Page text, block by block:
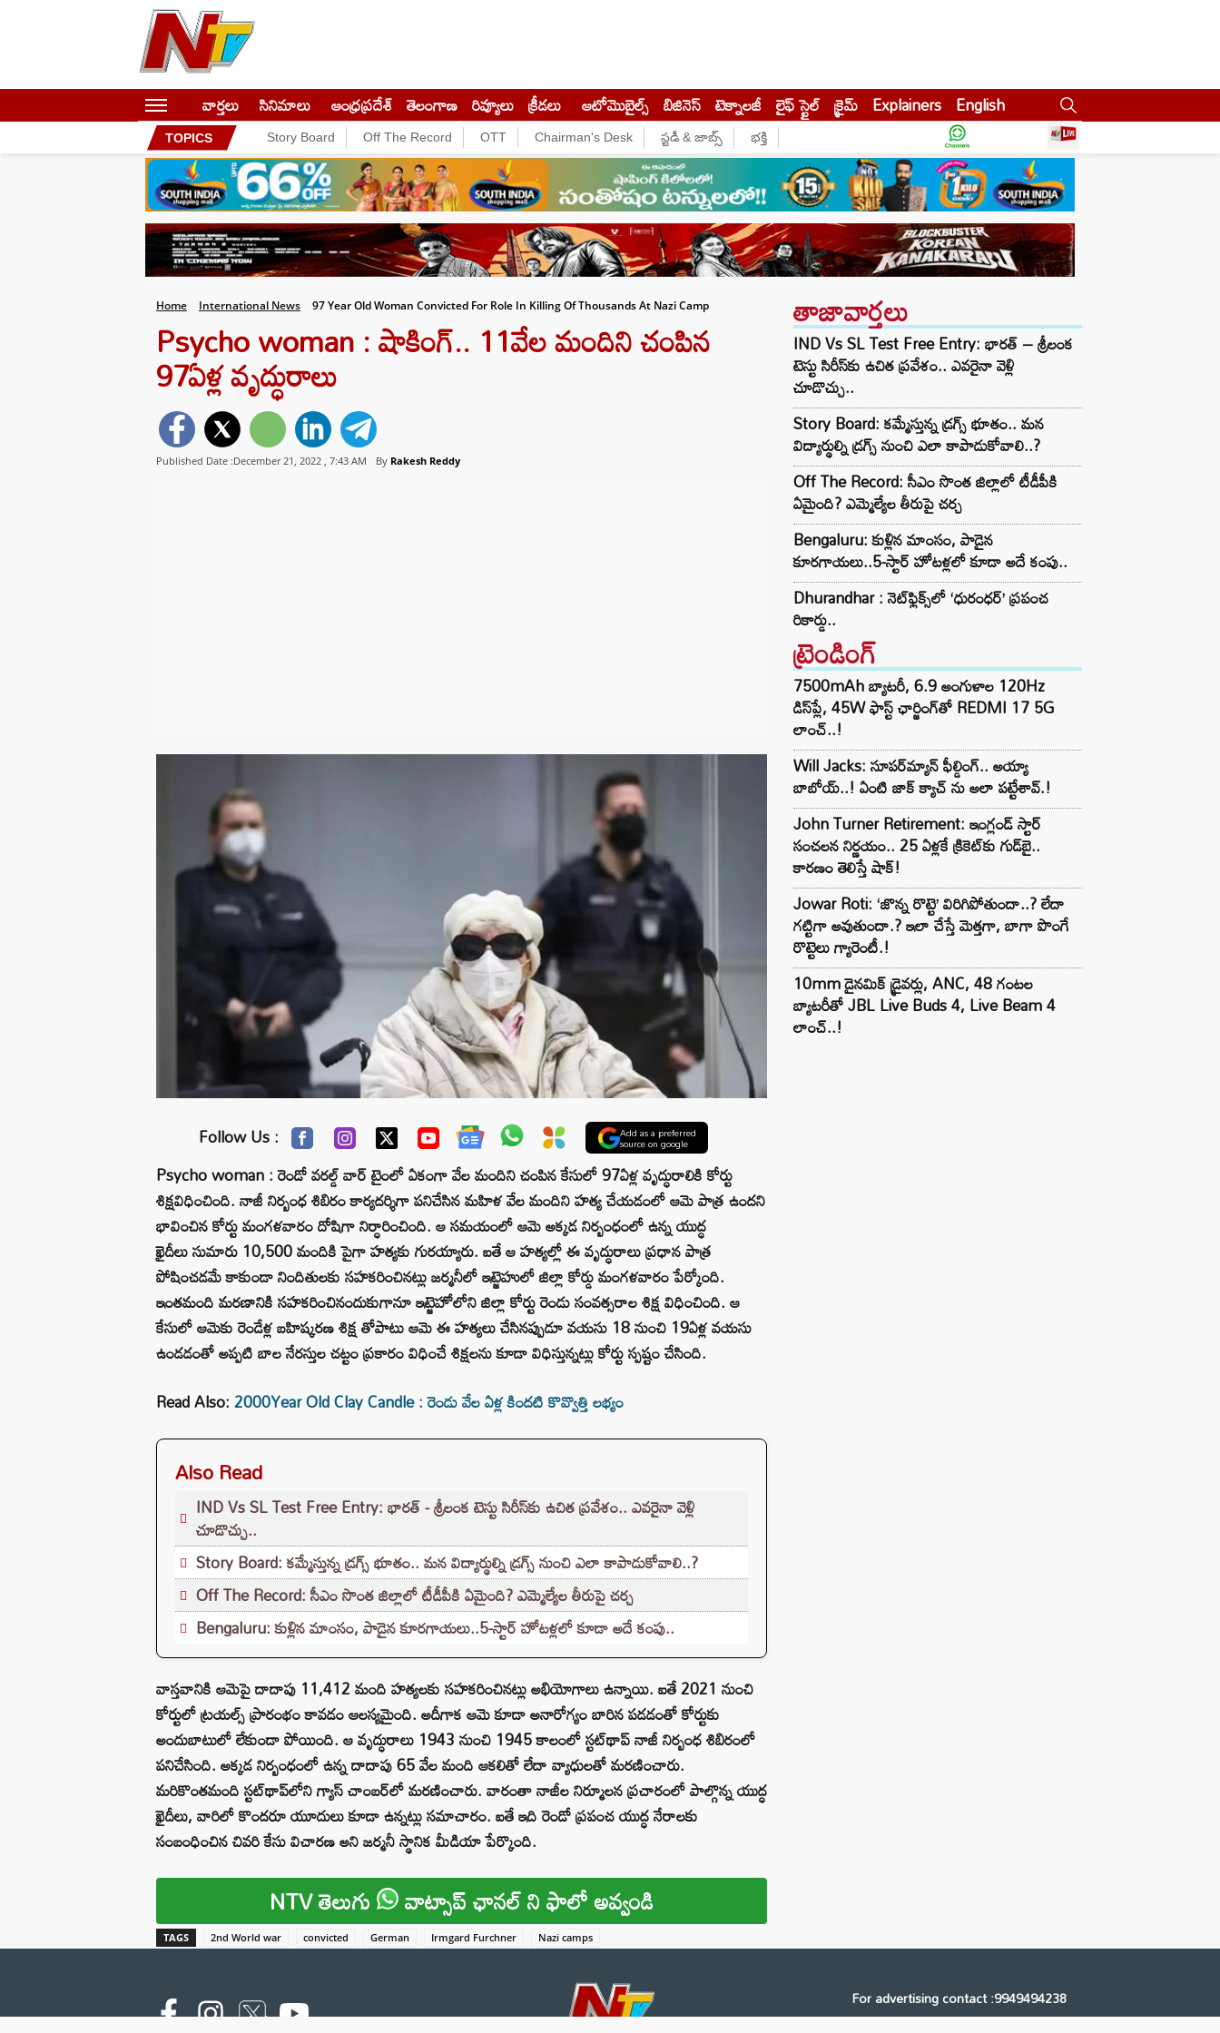
వార్తలు సినిమాలు ఆంధ్రప్రదేశ్ తెలంగాణ రివ్యూలు క్రీడలు ఆటోమొబైల్స్ బిజినెస్‌ టెక్నాలజీ లైఫ్ స్టైల్ క్రైమ్ Explainers English
TOPICS Story Board Off The Record OTT Chairman's Desk స్టడీ & జాబ్స్ భక్తి
Home International News 97 Year Old Woman Convicted For Role In Killing Of Thousands At Nazi Camp
Psycho woman : షాకింగ్.. 11వేల మందిని చంపిన
97ఏళ్ల వృద్ధురాలు
Published Date :December 21, 2022 , 7:43 AM By Rakesh Reddy
Follow Us : Add as a preferred
source on google
Psycho woman : రెండో వరల్డ్ వార్ టైంలో ఏకంగా వేల మందిని చంపిన కేసులో 97ఏళ్ల వృద్ధురాలికి కోర్టు
శిక్షవిధించింది. నాజీ నిర్బంధ శిబిరం కార్యదర్శిగా పనిచేసిన మహిళ వేల మందిని హత్య చేయడంలో ఆమె పాత్ర ఉందని
భావించిన కోర్టు మంగళవారం దోషిగా నిర్ధారించింది. ఆ సమయంలో ఆమె అక్కడ నిర్బంధంలో ఉన్న యుద్ధ
ఖైదీలు సుమారు 10,500 మందికి పైగా హత్యకు గురయ్యారు. ఐతే ఆ హత్యల్లో ఈ వృద్ధురాలు ప్రధాన పాత్ర
పోషించడమే కాకుండా నిందితులకు సహకరించినట్లు జర్మనీలో ఇట్జెహులో జిల్లా కోర్డు మంగళవారం పేర్కోంది.
ఇంతమంది మరణానికి సహకరించినందుకుగానూ ఇట్జెహోలోని జిల్లా కోర్టు రెండు సంవత్సరాల శిక్ష విధించింది. ఆ
కేసులో ఆమెకు రెండేళ్ల బహిష్కరణ శిక్ష తోపాటు ఆమె ఈ హత్యలు చేసినప్పుడూ వయసు 18 నుంచి 19ఏళ్ల వయసు
ఉండడంతో అప్పటి బాల నేరస్తుల చట్టం ప్రకారం విధించే శిక్షలను కూడా విధిస్తున్నట్లు కోర్టు స్పష్టం చేసింది.
Read Also:2000Year Old Clay Candle : రెండు వేల ఏళ్ల కిందటి కొవ్వొత్తి లభ్యం
Also Read
IND Vs SL Test Free Entry: భారత్ - శ్రీలంక టెస్టు సిరీస్‌కు ఉచిత ప్రవేశం.. ఎవరైనా వెళ్లి
చూడొచ్చు..
Story Board: కమ్మేస్తున్న డ్రగ్స్ భూతం.. మన విద్యార్థుల్ని డ్రగ్స్ నుంచి ఎలా కాపాడుకోవాలి..?
Off The Record: సీఎం సొంత జిల్లాలో టీడీపీకి ఏమైంది? ఎమ్మెల్యేల తీరుపై చర్చ
Bengaluru: కుళ్లిన మాంసం, పాడైన కూరగాయలు..5-స్టార్ హోటళ్లలో కూడా అదే కంపు..
వాస్తవానికి ఆమెపై దాదాపు 11,412 మంది హత్యలకు సహకరించినట్లు అభియోగాలు ఉన్నాయి. ఐతే 2021 నుంచి
కోర్టులో ట్రయల్స్‌ ప్రారంభం కావడం ఆలస్యమైంది. అదీగాక ఆమె కూడా అనారోగ్యం బారిన పడడంతో కోర్టుకు
అందుబాటులో లేకుండా పోయింది. ఆ వృద్ధురాలు 1943 నుంచి 1945 కాలంలో స్టట్‌థాప్‌ నాజీ నిర్బంధ శిబిరంలో
పనిచేసింది. అక్కడ నిర్బంధంలో ఉన్న దాదాపు 65 వేల మంది ఆకలితో లేదా వ్యాధులతో మరణించారు.
మరికొంతమంది స్టట్‌థాప్‌లోని గ్యాస్‌ చాంబర్‌లో మరణించారు. వారంతా నాజీల నిర్మూలన ప్రచారంలో పాల్గొన్న యుద్ధ
ఖైదీలు, వారిలో కొందరూ యూదులు కూడా ఉన్నట్లు సమాచారం. ఐతే ఇది రెండో ప్రపంచ యుద్ధ నేరాలకు
సంబంధించిన చివరి కేసు విచారణ అని జర్మనీ స్థానిక మీడియా పేర్కొంది.
NTV తెలుగు వాట్సాప్ ఛానల్ ని ఫాలో అవ్వండి
TAGS 2nd World war convicted German Irmgard Furchner Nazi camps
తాజావార్తలు
IND Vs SL Test Free Entry: భారత్ – శ్రీలంక
టెస్టు సిరీస్‌కు ఉచిత ప్రవేశం.. ఎవరైనా వెళ్లి
చూడొచ్చు..
Story Board: కమ్మేస్తున్న డ్రగ్స్ భూతం.. మన
విద్యార్థుల్ని డ్రగ్స్ నుంచి ఎలా కాపాడుకోవాలి..?
Off The Record: సీఎం సొంత జిల్లాలో టీడీపీకి
ఏమైంది? ఎమ్మెల్యేల తీరుపై చర్చ
Bengaluru: కుళ్లిన మాంసం, పాడైన
కూరగాయలు..5-స్టార్ హోటళ్లలో కూడా అదే కంపు..
Dhurandhar : నెట్‌ఫ్లిక్స్‌లో ‘ధురంధర్’ ప్రపంచ
రికార్డు..
ట్రెండింగ్‌
7500mAh బ్యాటరీ, 6.9 అంగుళాల 120Hz
డిస్‌ప్లే, 45W ఫాస్ట్ ఛార్జింగ్‌తో REDMI 17 5G
లాంచ్..!
Will Jacks: సూపర్‌మ్యాన్ ఫీల్డింగ్.. అయ్యా
బాబోయ్..! ఏంటి జాక్ క్యాచ్ ను అలా పట్టేశావ్.!
John Turner Retirement: ఇంగ్లండ్ స్టార్
సంచలన నిర్ణయం.. 25 ఏళ్లకే క్రికెట్‌కు గుడ్‌బై..
కారణం తెలిస్తే షాక్!
Jowar Roti: ‘జొన్న రొట్టె’ విరిగిపోతుందా..? లేదా
గట్టిగా అవుతుందా.? ఇలా చేస్తే మెత్తగా, బాగా పొంగే
రొట్టెలు గ్యారెంటీ.!
10mm డైనమిక్ డ్రైవర్లు, ANC, 48 గంటల
బ్యాటరీతో JBL Live Buds 4, Live Beam 4
లాంచ్..!
For advertising contact :9949494238
Email: digital@ntvnetwork.com